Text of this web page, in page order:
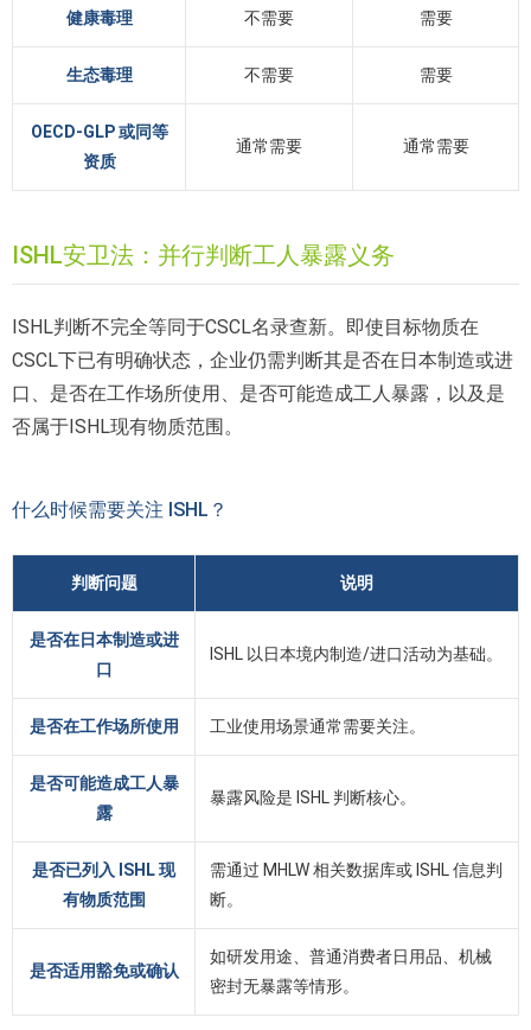
健康毒理 不需要 需要
生态毒理 不需要 需要
OECD-GLP 或同等
资质
通常需要 通常需要
ISHL安卫法：并行判断工人暴露义务
ISHL判断不完全等同于CSCL名录查新。即使目标物质在
CSCL下已有明确状态，企业仍需判断其是否在日本制造或进
口、是否在工作场所使用、是否可能造成工人暴露，以及是
否属于ISHL现有物质范围。
什么时候需要关注 ISHL？
判断问题 说明
是否在日本制造或进
口
ISHL 以日本境内制造/进口活动为基础。
是否在工作场所使用 工业使用场景通常需要关注。
是否可能造成工人暴
露
暴露风险是 ISHL 判断核心。
是否已列入 ISHL 现
有物质范围
需通过 MHLW 相关数据库或 ISHL 信息判
断。
是否适用豁免或确认
如研发用途、普通消费者日用品、机械
密封无暴露等情形。